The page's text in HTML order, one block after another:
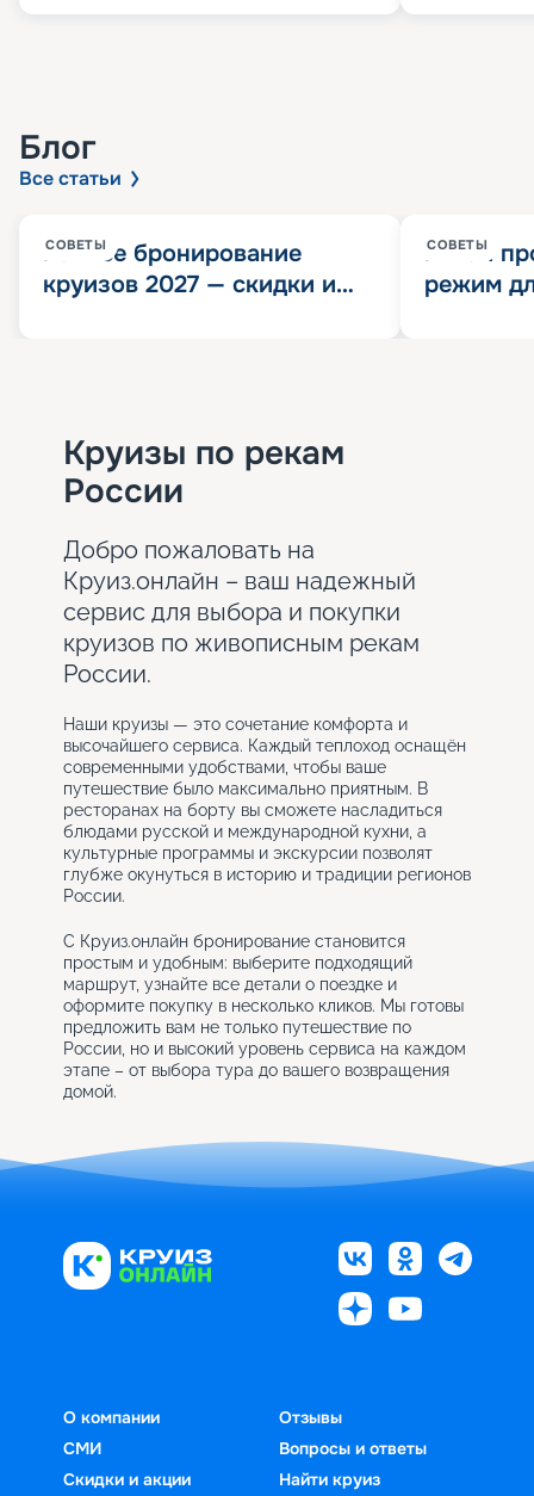
Блог
Все статьи
СОВЕТЫ
Раннее бронирование
круизов 2027 — скидки и
СОВЕТЫ
Китай
режим
Круизы по рекам
России
Добро пожаловать на
Круиз.онлайн – ваш надежный
сервис для выбора и покупки
круизов по живописным рекам
России.
Наши круизы — это сочетание комфорта и
высочайшего сервиса. Каждый теплоход оснащён
современными удобствами, чтобы ваше
путешествие было максимально приятным. В
ресторанах на борту вы сможете насладиться
блюдами русской и международной кухни, а
культурные программы и экскурсии позволят
глубже окунуться в историю и традиции регионов
России.
С Круиз.онлайн бронирование становится
простым и удобным: выберите подходящий
маршрут, узнайте все детали о поездке и
оформите покупку в несколько кликов. Мы готовы
предложить вам не только путешествие по
России, но и высокий уровень сервиса на каждом
этапе – от выбора тура до вашего возвращения
домой.
О компании
СМИ
Скидки и акции
Отзывы
Вопросы и ответы
Найти круиз